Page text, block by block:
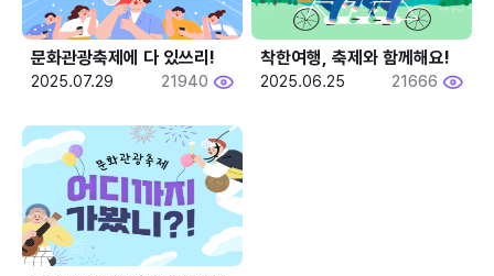
문화관광축제에 다 있쓰리!
2025.07.29 21940
착한여행, 축제와 함께해요!
2025.06.25 21666